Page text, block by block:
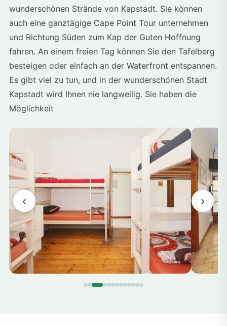
wunderschönen Strände von Kapstadt. Sie können
auch eine ganztägige Cape Point Tour unternehmen
und Richtung Süden zum Kap der Guten Hoffnung
fahren. An einem freien Tag können Sie den Tafelberg
besteigen oder einfach an der Waterfront entspannen.
Es gibt viel zu tun, und in der wunderschönen Stadt
Kapstadt wird Ihnen nie langweilig. Sie haben die
Möglichkeit
‹ ›